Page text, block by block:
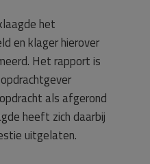
het
en klager hierover
Het rapport is
als afgerond
heeft zich daarbij
uitgelaten.